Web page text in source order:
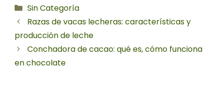
Categorías
Sin Categoría
Razas de vacas lecheras: características y
producción de leche
Conchadora de cacao: qué es, cómo funciona
en chocolate